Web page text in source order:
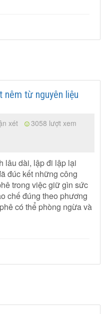
nêm từ nguyên liệu
xét
3058 lượt xem
lâu dài, lập đi lập lại
đúc kết những công
trong việc giữ gìn sức
chế đúng theo phương
có thể phòng ngừa và